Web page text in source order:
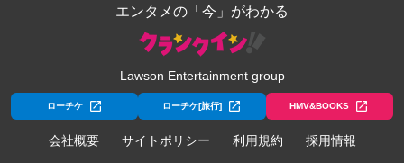
エンタメの「今」がわかる
Lawson Entertainment group
ローチケ ローチケ[旅行] HMV&BOOKS
会社概要 サイトポリシー 利用規約 採用情報